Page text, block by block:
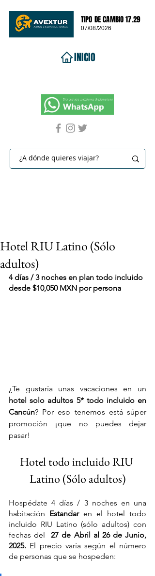
TIPO DE CAMBIO 17.29
07/08/2026
INICIO
VIAJES 2027
Hotel RIU Latino (Sólo
adultos)
4 días / 3 noches en plan todo incluido
desde $10,050 MXN por persona
hotel solo adultos 5* todo incluido en
Cancún? Por eso tenemos está súper
promoción ¡que no puedes dejar
pasar!
Hotel todo incluido RIU
Latino (Sólo adultos)
Hospédate 4 días / 3 noches en una
habitación Estandar en el hotel todo
incluido RIU Latino (sólo adultos) con
fechas del 27 de Abril al 26 de Junio,
2025. El precio varía según el número
de personas que se hospeden: